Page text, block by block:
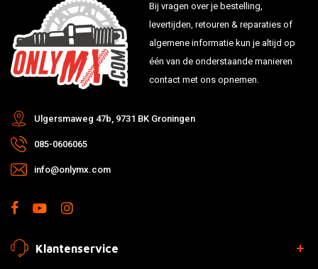
Bij vragen over je bestelling,
levertijden, retouren & reparaties of
algemene informatie kun je altijd op
één van de onderstaande manieren
contact met ons opnemen.
Ulgersmaweg 47b, 9731 BK Groningen
085-0606065
info@onlymx.com
Klantenservice